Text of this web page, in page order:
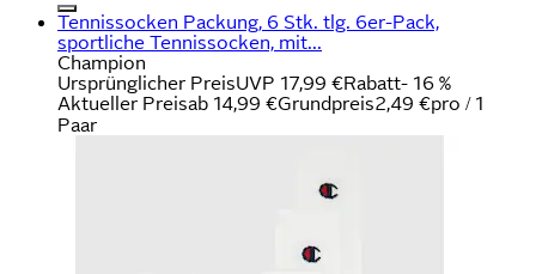
Tennissocken Packung, 6 Stk. tlg. 6er-Pack,
sportliche Tennissocken, mit...
Champion
Ursprünglicher PreisUVP 17,99 €Rabatt- 16 %
Aktueller Preisab 14,99 €Grundpreis2,49 €pro / 1
Paar